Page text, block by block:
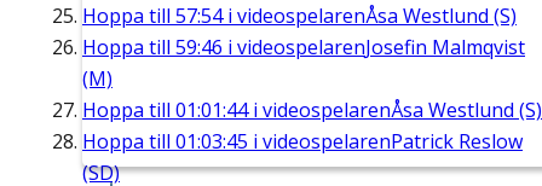
Hoppa till 57:54i videospelarenÅsa Westlund (S)
Hoppa till 59:46 i videospelarenJosefin Malmqvist
(M)
Hoppa till 01:01:44i videospelarenÅsa Westlund (S)
Hoppa till 01:03:45 i videospelarenPatrick Reslow
(SD)